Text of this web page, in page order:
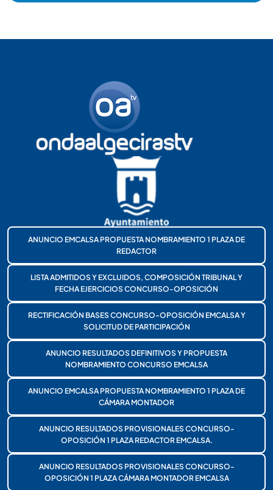
ANUNCIO EMCALSA PROPUESTA NOMBRAMIENTO 1 PLAZA DE
REDACTOR
LISTA ADMITIDOS Y EXCLUIDOS, COMPOSICIÓN TRIBUNAL Y
FECHA EJERCICIOS CONCURSO-OPOSICIÓN
RECTIFICACIÓN BASES CONCURSO-OPOSICIÓN EMCALSA Y
SOLICITUD DE PARTICIPACIÓN
ANUNCIO RESULTADOS DEFINITIVOS Y PROPUESTA
NOMBRAMIENTO CONCURSO EMCALSA
ANUNCIO EMCALSA PROPUESTA NOMBRAMIENTO 1 PLAZA DE
CÁMARA MONTADOR
ANUNCIO RESULTADOS PROVISIONALES CONCURSO-
OPOSICIÓN 1 PLAZA REDACTOR EMCALSA.
ANUNCIO RESULTADOS PROVISIONALES CONCURSO-
OPOSICIÓN 1 PLAZA CÁMARA MONTADOR EMCALSA